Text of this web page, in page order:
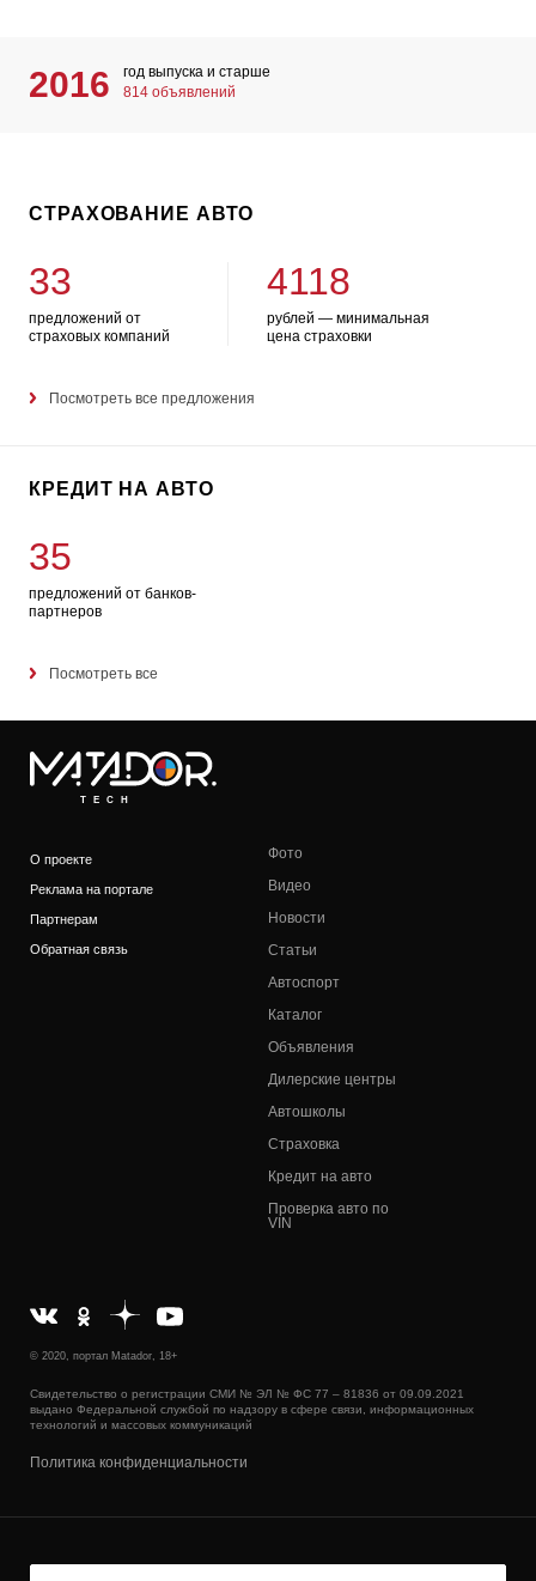
2016
год выпуска и старше
814 объявлений
СТРАХОВАНИЕ АВТО
33
предложений от
страховых компаний
4118
рублей — минимальная
цена страховки
Посмотреть все предложения
КРЕДИТ НА АВТО
35
предложений от банков-
партнеров
Посмотреть все
TECH
О проекте
Реклама на портале
Партнерам
Обратная связь
Фото
Видео
Новости
Статьи
Автоспорт
Каталог
Объявления
Дилерские центры
Автошколы
Страховка
Кредит на авто
Проверка авто по
VIN
© 2020, портал Matador, 18+
Свидетельство о регистрации СМИ № ЭЛ № ФС 77 – 81836 от 09.09.2021
выдано Федеральной службой по надзору в сфере связи, информационных
технологий и массовых коммуникаций
Политика конфиденциальности